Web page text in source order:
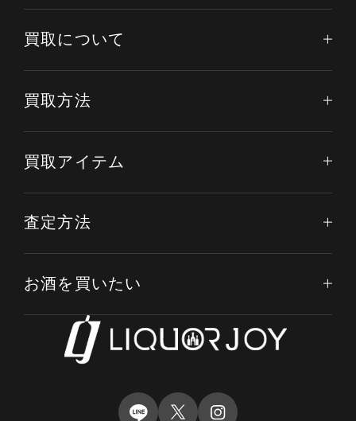
買取について
買取方法
買取アイテム
査定方法
お酒を買いたい
LINE査定